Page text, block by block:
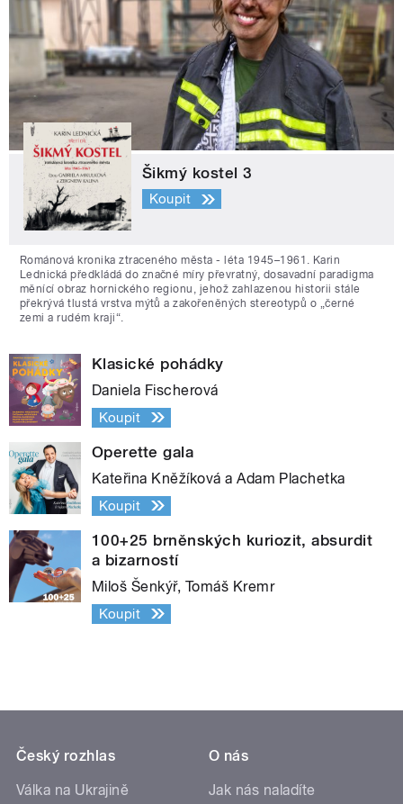
Šikmý kostel 3
Koupit
Románová kronika ztraceného města - léta 1945–1961. Karin
Lednická předkládá do značné míry převratný, dosavadní paradigma
měnící obraz hornického regionu, jehož zahlazenou historii stále
překrývá tlustá vrstva mýtů a zakořeněných stereotypů o „černé
zemi a rudém kraji“.
Klasické pohádky
Daniela Fischerová
Koupit
Operette gala
Kateřina Kněžíková a Adam Plachetka
Koupit
100+25 brněnských kuriozit, absurdit
a bizarností
Miloš Šenkýř, Tomáš Kremr
Koupit
Český rozhlas
Válka na Ukrajině
O nás
Jak nás naladíte